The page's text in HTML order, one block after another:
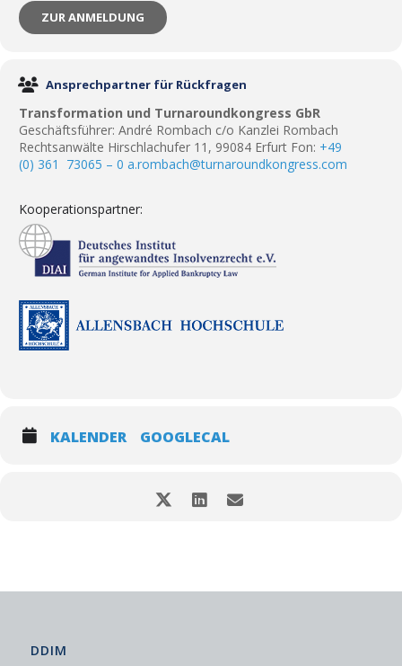
ZUR ANMELDUNG
Ansprechpartner für Rückfragen
Transformation und Turnaroundkongress GbR
Geschäftsführer: André Rombach c/o Kanzlei Rombach
Rechtsanwälte Hirschlachufer 11, 99084 Erfurt Fon: +49
(0) 361 73065 – 0 a.rombach@turnaroundkongress.com
Kooperationspartner:
KALENDER GOOGLECAL
DDIM